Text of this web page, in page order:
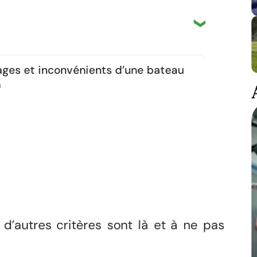
et inconvénients d’une bateau
d’autres critères sont là et à ne pas